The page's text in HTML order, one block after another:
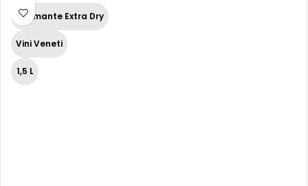
Spumante Extra Dry
Vini Veneti
1,5 L